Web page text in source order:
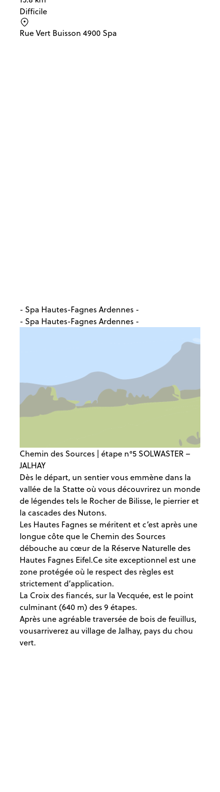
Difficile
Rue Vert Buisson 4900 Spa
- Spa Hautes-Fagnes Ardennes -
- Spa Hautes-Fagnes Ardennes -
Chemin des Sources | étape n°5 SOLWASTER –
JALHAY
Dès le départ, un sentier vous emmène dans la
vallée de la Statte où vous découvrirez un monde
de légendes tels le Rocher de Bilisse, le pierrier et
la cascades des Nutons.
Les Hautes Fagnes se méritent et c’est après une
longue côte que le Chemin des Sources
débouche au cœur de la Réserve Naturelle des
Hautes Fagnes Eifel.Ce site exceptionnel est une
zone protégée où le respect des règles est
strictement d’application.
La Croix des fiancés, sur la Vecquée, est le point
culminant (640 m) des 9 étapes.
Après une agréable traversée de bois de feuillus,
vousarriverez au village de Jalhay, pays du chou
vert.